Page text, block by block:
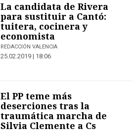
La candidata de Rivera
para sustituir a Cantó:
tuitera, cocinera y
economista
REDACCIÓN VALENCIA
25.02.2019 | 18:06
El PP teme más
deserciones tras la
traumática marcha de
Silvia Clemente a Cs